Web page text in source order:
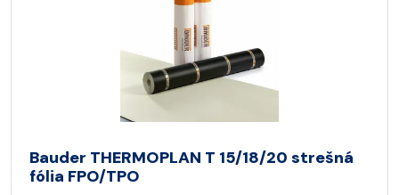
Bauder THERMOPLAN T 15/18/20 strešná
fólia FPO/TPO